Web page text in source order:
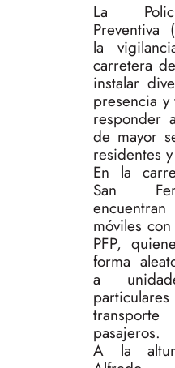
La
Preventiva
la
carretera
instalar
presencia
responder
de mayor
residentes
En la
San
móviles
PFP,
forma
a
pasajeros.
A la